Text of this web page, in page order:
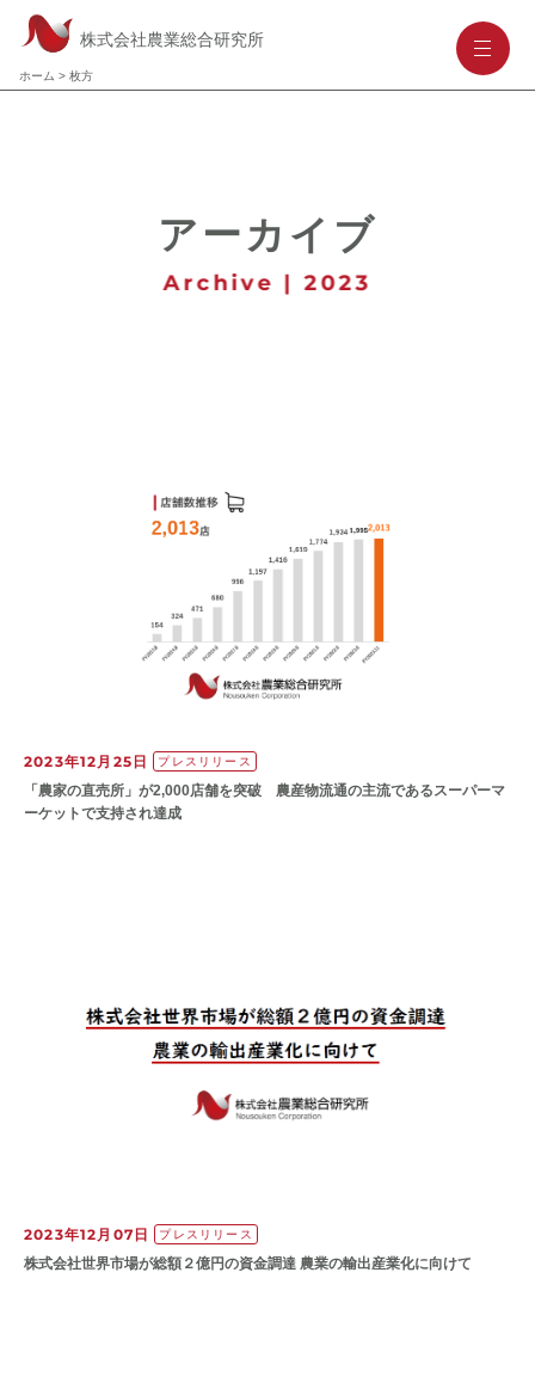
株式会社農業総合研究所
ホーム > 枚方
--
アーカイブ
Archive | 2023
2023年12月25日 プレスリリース
「農家の直売所」が2,000店舗を突破 農産物流通の主流であるスーパーマ
ーケットで支持され達成
2023年12月07日 プレスリリース
株式会社世界市場が総額２億円の資金調達 農業の輸出産業化に向けて